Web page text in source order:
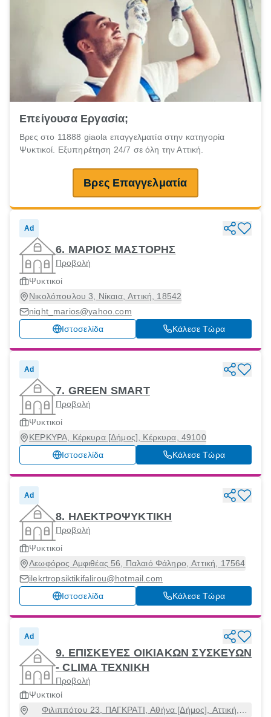
Επείγουσα Eργασία;
Βρες στο 11888 giaola επαγγελματία στην κατηγορία
Ψυκτικοί. Εξυπηρέτηση 24/7 σε όλη την Αττική.
Βρες Επαγγελματία
Ad
6. ΜΑΡΙΟΣ ΜΑΣΤΟΡΗΣ
Προβολή
Ψυκτικοί
Νικολόπουλου 3, Νίκαια, Αττική, 18542
night_marios@yahoo.com
Ιστοσελίδα
Κάλεσε Τώρα
Ad
7. GREEN SMART
Προβολή
Ψυκτικοί
ΚΕΡΚΥΡΑ, Κέρκυρα [Δήμος], Κέρκυρα, 49100
Ιστοσελίδα
Κάλεσε Τώρα
Ad
8. ΗΛΕΚΤΡΟΨΥΚΤΙΚΗ
Προβολή
Ψυκτικοί
Λεωφόρος Αμφιθέας 56, Παλαιό Φάληρο, Αττική, 17564
ilekrtropsiktikifalirou@hotmail.com
Ιστοσελίδα
Κάλεσε Τώρα
Ad
9. ΕΠΙΣΚΕΥΕΣ ΟΙΚΙΑΚΩΝ ΣΥΣΚΕΥΩΝ
- CLIMA ΤΕΧΝΙΚΗ
Προβολή
Ψυκτικοί
Φιλιππότου 23, ΠΑΓΚΡΑΤΙ, Αθήνα [Δήμος], Αττική,